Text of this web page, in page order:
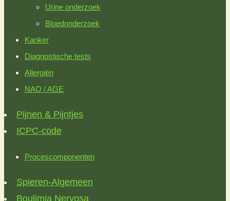
Urine onderzoek
Bloedonderzoek
Kanker
Diagnostische tests
Allergiën
NAO / AGE
Pijnen & Pijntjes
ICPC-code
Procescomponenten
Spieren-Algemeen
Boulimia Nervosa